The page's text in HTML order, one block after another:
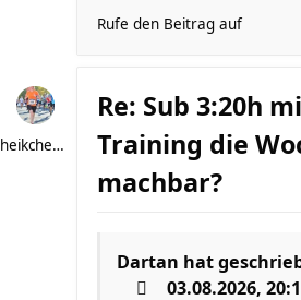
Rufe den Beitrag auf
heikchen007
Re: Sub 3:20h
Training die
machbar?
Dartan hat
03.08.2026,